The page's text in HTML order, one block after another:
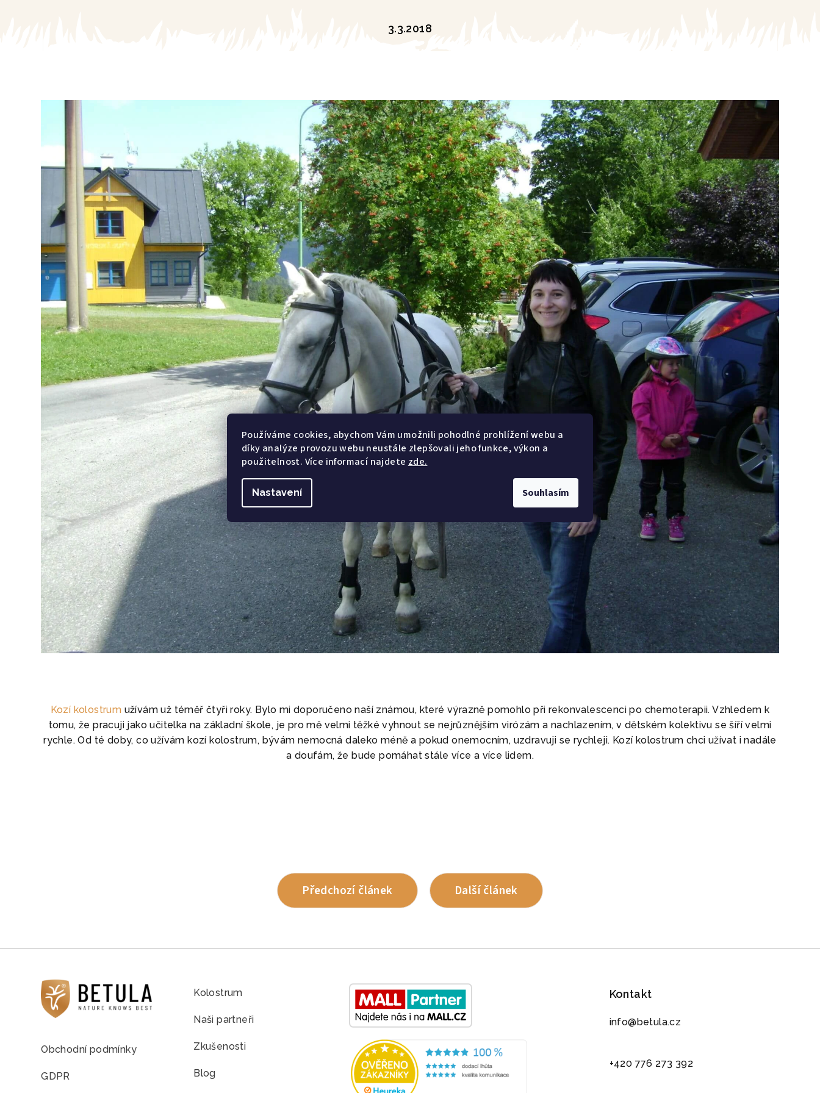
Používáme cookies, abychom Vám umožnili pohodlné prohlížení webu a
díky analýze provozu webu neustále zlepšovali jeho funkce, výkon a
použitelnost. Více informací najdete zde.
Nastavení Souhlasím
3.3.2018
Kozí kolostrum užívám už téměř čtyři roky. Bylo mi doporučeno naší známou, které výrazně pomohlo při rekonvalescenci po chemoterapii. Vzhledem k
tomu, že pracuji jako učitelka na základní škole, je pro mě velmi těžké vyhnout se nejrůznějším virózám a nachlazením, v dětském kolektivu se šíří velmi
rychle. Od té doby, co užívám kozí kolostrum, bývám nemocná daleko méně a pokud onemocním, uzdravuji se rychleji. Kozí kolostrum chci užívat i nadále
a doufám, že bude pomáhat stále více a více lidem.
Předchozí článek Další článek
Obchodní podmínky
GDPR
Kolostrum
Naši partneři
Zkušenosti
Blog
Kontakt
info@betula.cz
+420 776 273 392